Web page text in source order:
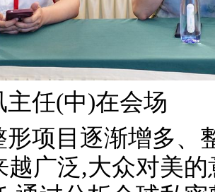
主任(中)在会场
形项目逐渐增多、
越广泛,大众对美